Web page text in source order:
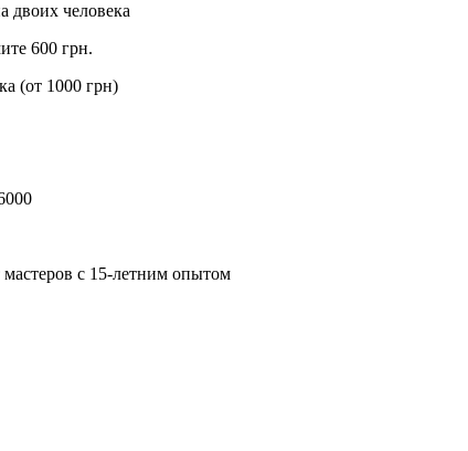
двоих человека
600 грн.
(от 1000 грн)
с 15-летним опытом